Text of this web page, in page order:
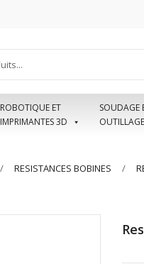
ROBOTIQUE ET
IMPRIMANTES 3D
SOUDAGE
RESISTANCES BOBINES